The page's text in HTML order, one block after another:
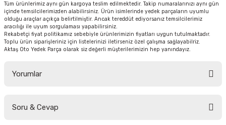
Tüm ürünlerimiz aynı gün kargoya teslim edilmektedir. Takip numaralarınızı aynı gün
içinde temsilcilerimizden alabilirsiniz. Ürün isimlerinde yedek parçaların uyumlu
olduğu araçlar açıkça belirtilmiştir. Ancak tereddüt ediyorsanız temsilcilerimiz
aracılığı ile uyum sorgulaması yapabilirsiniz.
Rekabetçi fiyat politikamız sebebiyle ürünlerimizin fiyatları uygun tutulmaktadır.
Toplu ürün siparişleriniz için listelerinizi iletirseniz özel çalışma sağlayabilriz.
Aktaş Oto Yedek Parça olarak siz değerli müşterilerimizin hep yanındayız.
Yorumlar
Soru & Cevap